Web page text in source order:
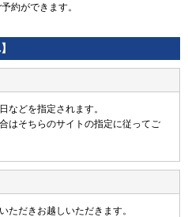
約ができます。
などを指定されます。
はそちらのサイトの指定に従ってご
ただきお越しいただきます。